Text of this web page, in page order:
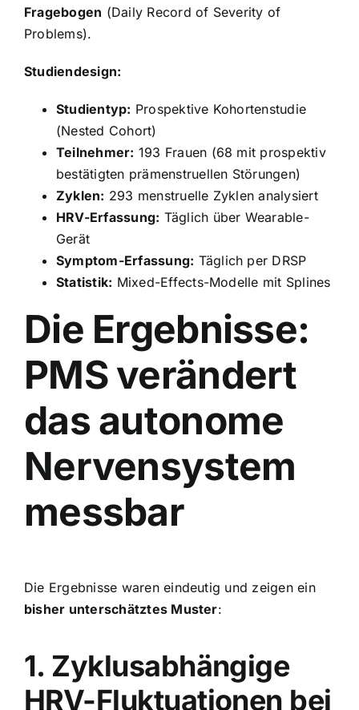
Fragebogen (Daily Record of Severity of
Problems).
Studiendesign:
Studientyp: Prospektive Kohortenstudie
(Nested Cohort)
Teilnehmer: 193 Frauen (68 mit prospektiv
bestätigten prämenstruellen Störungen)
Zyklen: 293 menstruelle Zyklen analysiert
HRV-Erfassung: Täglich über Wearable-
Gerät
Symptom-Erfassung: Täglich per DRSP
Statistik: Mixed-Effects-Modelle mit Splines
Die Ergebnisse:
PMS verändert
das autonome
Nervensystem
messbar
Die Ergebnisse waren eindeutig und zeigen ein
bisher unterschätztes Muster:
1. Zyklusabhängige
HRV-Fluktuationen bei